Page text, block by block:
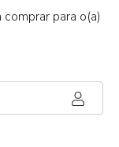
para o(a)